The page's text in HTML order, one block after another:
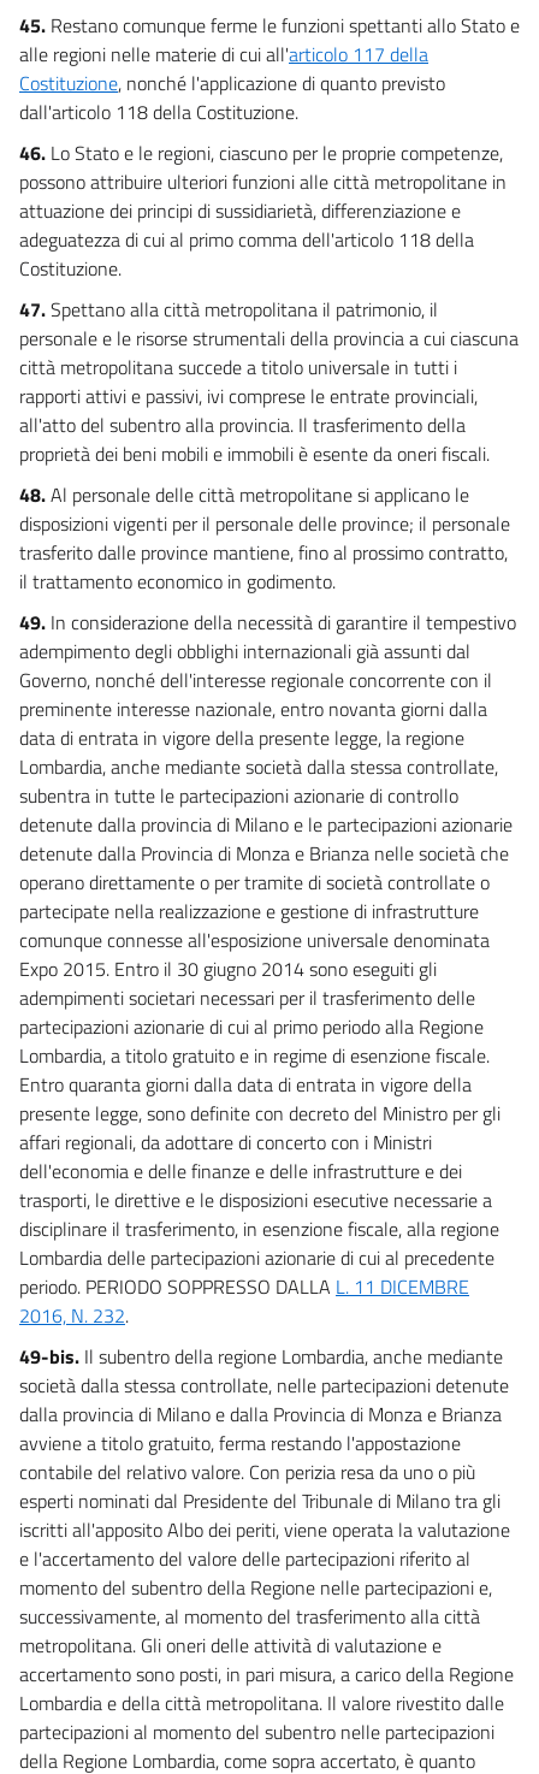
45. Restano comunque ferme le funzioni spettanti allo Stato e
alle regioni nelle materie di cui all'articolo 117 della
Costituzione, nonché l'applicazione di quanto previsto
dall'articolo 118 della Costituzione.
46. Lo Stato e le regioni, ciascuno per le proprie competenze,
possono attribuire ulteriori funzioni alle città metropolitane in
attuazione dei principi di sussidiarietà, differenziazione e
adeguatezza di cui al primo comma dell'articolo 118 della
Costituzione.
47.Spettano alla città metropolitana il patrimonio, il
personale e le risorse strumentali della provincia a cui ciascuna
città metropolitana succede a titolo universale in tutti i
rapporti attivi e passivi, ivi comprese le entrate provinciali,
all'atto del subentro alla provincia. Il trasferimento della
proprietà dei beni mobili e immobili è esente da oneri fiscali.
48.Al personale delle città metropolitane si applicano le
disposizioni vigenti per il personale delle province; il personale
trasferito dalle province mantiene, fino al prossimo contratto,
il trattamento economico in godimento.
49. In considerazione della necessità di garantire il tempestivo
adempimento degli obblighi internazionali già assunti dal
Governo, nonché dell'interesse regionale concorrente con il
preminente interesse nazionale, entro novanta giorni dalla
data di entrata in vigore della presente legge, la regione
Lombardia, anche mediante società dalla stessa controllate,
subentra in tutte le partecipazioni azionarie di controllo
detenute dalla provincia di Milano e le partecipazioni azionarie
detenute dalla Provincia di Monza e Brianza nelle società che
operano direttamente o per tramite di società controllate o
partecipate nella realizzazione e gestione di infrastrutture
comunque connesse all'esposizione universale denominata
Expo 2015. Entro il 30 giugno 2014 sono eseguiti gli
adempimenti societari necessari per il trasferimento delle
partecipazioni azionarie di cui al primo periodo alla Regione
Lombardia, a titolo gratuito e in regime di esenzione fiscale.
Entro quaranta giorni dalla data di entrata in vigore della
presente legge, sono definite con decreto del Ministro per gli
affari regionali, da adottare di concerto con i Ministri
dell'economia e delle finanze e delle infrastrutture e dei
trasporti, le direttive e le disposizioni esecutive necessarie a
disciplinare il trasferimento, in esenzione fiscale, alla regione
Lombardia delle partecipazioni azionarie di cui al precedente
periodo. PERIODO SOPPRESSO DALLA L. 11 DICEMBRE
2016, N. 232.
49-bis. Il subentro della regione Lombardia, anche mediante
società dalla stessa controllate, nelle partecipazioni detenute
dalla provincia di Milano e dalla Provincia di Monza e Brianza
avviene a titolo gratuito, ferma restando l'appostazione
contabile del relativo valore. Con perizia resa da uno o più
esperti nominati dal Presidente del Tribunale di Milano tra gli
iscritti all'apposito Albo dei periti, viene operata la valutazione
e l'accertamento del valore delle partecipazioni riferito al
momento del subentro della Regione nelle partecipazioni e,
successivamente, al momento del trasferimento alla città
metropolitana. Gli oneri delle attività di valutazione e
accertamento sono posti, in pari misura, a carico della Regione
Lombardia e della città metropolitana. Il valore rivestito dalle
partecipazioni al momento del subentro nelle partecipazioni
della Regione Lombardia, come sopra accertato, è quanto